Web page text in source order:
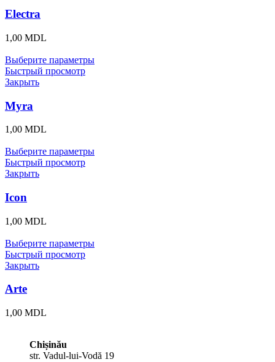
Electra
1,00 MDL
Выберите параметры
Быстрый просмотр
Закрыть
Myra
1,00 MDL
Выберите параметры
Быстрый просмотр
Закрыть
Icon
1,00 MDL
Выберите параметры
Быстрый просмотр
Закрыть
Arte
1,00 MDL
Chișinău
str. Vadul-lui-Vodă 19